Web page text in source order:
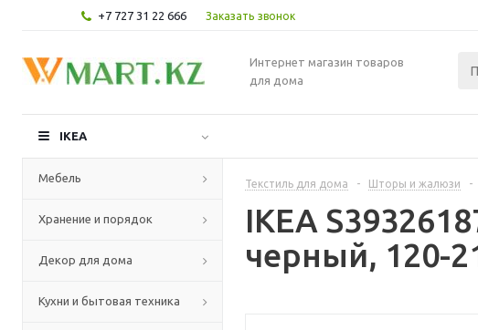
+7 727 31 22 666 Заказать звонок
Интернет магазин товаров
для дома
IKEA
Мебель
Хранение и порядок
Декор для дома
Кухни и бытовая техника
Текстиль для дома - Шторы и жалюзи -
IKEA
черный, 120-